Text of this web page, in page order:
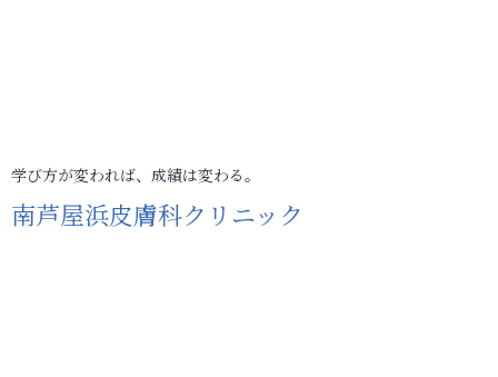
学び方が変われば、成績は変わる。
南芦屋浜皮膚科クリニック